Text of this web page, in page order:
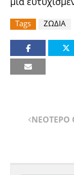
Tags ΖΩΔΙΑ
ΝΕΟΤΕΡΟ